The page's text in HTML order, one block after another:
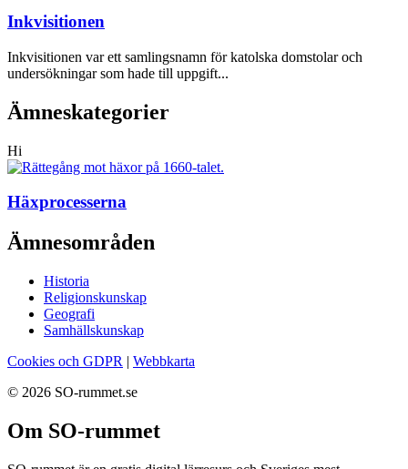
Inkvisitionen
Inkvisitionen var ett samlingsnamn för katolska domstolar och
undersökningar som hade till uppgift...
Ämneskategorier
Hi
Häxprocesserna
Ämnesområden
Historia
Religionskunskap
Geografi
Samhällskunskap
Cookies och GDPR | Webbkarta
© 2026 SO-rummet.se
Om SO-rummet